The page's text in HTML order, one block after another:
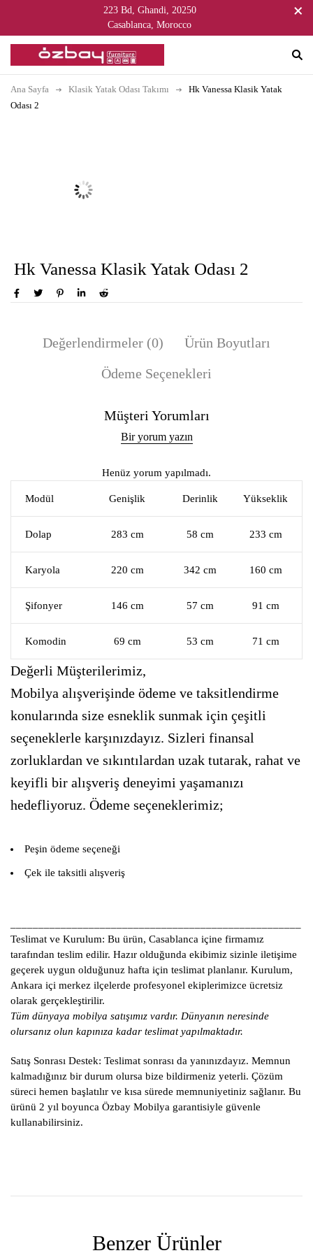
223 Bd, Ghandi, 20250
Casablanca, Morocco
Ana Sayfa Klasik Yatak Odası Takımı
Hk Vanessa Klasik Yatak
Odası 2
Hk Vanessa Klasik Yatak Odası 2
Değerlendirmeler (0)
Ürün Boyutları
Ödeme Seçenekleri
Müşteri Yorumları
Bir yorum yazın
Henüz yorum yapılmadı.
Modül Genişlik Derinlik Yükseklik
Dolap 283 cm 58 cm 233 cm
Karyola 220 cm 342 cm 160 cm
Şifonyer 146 cm 57 cm 91 cm
Komodin 69 cm 53 cm 71 cm
Değerli Müşterilerimiz,
Mobilya alışverişinde ödeme ve taksitlendirme
konularında size esneklik sunmak için çeşitli
seçeneklerle karşınızdayız. Sizleri finansal
zorluklardan ve sıkıntılardan uzak tutarak, rahat ve
keyifli bir alışveriş deneyimi yaşamanızı
hedefliyoruz. Ödeme seçeneklerimiz;
Peşin ödeme seçeneği
Çek ile taksitli alışveriş
Teslimat ve Kurulum: Bu ürün, Casablanca içine firmamız
tarafından teslim edilir. Hazır olduğunda ekibimiz sizinle iletişime
geçerek uygun olduğunuz hafta için teslimat planlanır. Kurulum,
Ankara içi merkez ilçelerde profesyonel ekiplerimizce ücretsiz
olarak gerçekleştirilir.
Tüm dünyaya mobilya satışımız vardır. Dünyanın neresinde
olursanız olun kapınıza kadar teslimat yapılmaktadır.
Satış Sonrası Destek: Teslimat sonrası da yanınızdayız. Memnun
kalmadığınız bir durum olursa bize bildirmeniz yeterli. Çözüm
süreci hemen başlatılır ve kısa sürede memnuniyetiniz sağlanır. Bu
ürünü 2 yıl boyunca Özbay Mobilya garantisiyle güvenle
kullanabilirsiniz.
Benzer Ürünler